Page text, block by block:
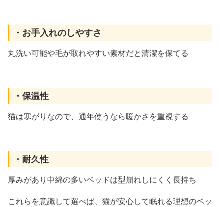
・お手入れのしやすさ
丸洗い可能や毛が取れやすい素材だと清潔を保てる
・保温性
猫は寒がりなので、通年使うなら暖かさを重視する
・耐久性
厚みがあり中綿の多いベッドは型崩れしにくく長持ち
これらを意識して選べば、猫が安心して眠れる理想のベッ